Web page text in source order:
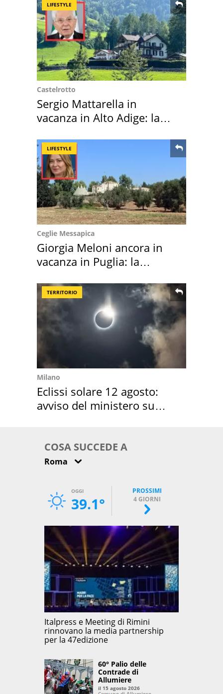
LIFESTYLE
Castelrotto
Sergio Mattarella in
vacanza in Alto Adige: la
LIFESTYLE
Ceglie Messapica
Giorgia Meloni ancora in
vacanza in Puglia: la
TERRITORIO
Milano
Eclissi solare 12 agosto:
avviso del ministero su